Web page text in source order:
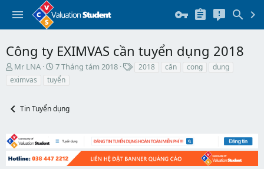
Công ty EXIMVAS cần tuyển dụng 2018
T
h
a
t
a
r
Mr LNA
N
g
à
b
đ
u
7 Tháng tám 2018 2018 căn cong
dung
eximvas
tuyển
Tin Tuyển dụng